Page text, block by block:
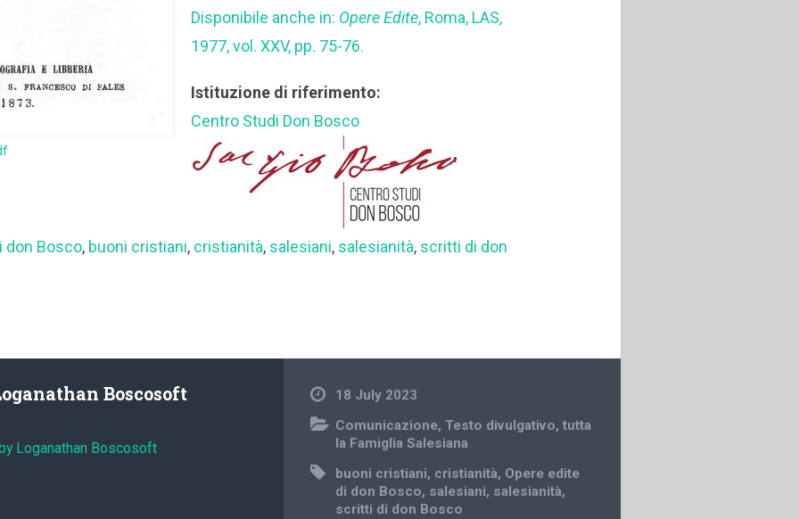
Disponibile anche in: Opere Edite, Roma, LAS,
1977, vol. XXV, pp. 75-76.
Istituzione di riferimento:
Centro Studi Don Bosco
don Bosco, buoni cristiani, cristianità, salesiani, salesianità, scritti di don
Boscosoft
Loganathan Boscosoft
18 July 2023
Comunicazione,Testo divulgativo,tutta
la Famiglia Salesiana
buoni cristiani, cristianità, Opere edite
di don Bosco, salesiani, salesianità,
scritti di don Bosco